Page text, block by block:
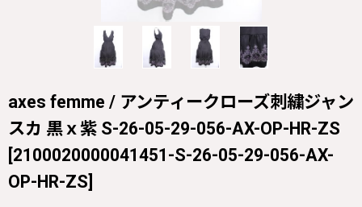
axes femme / アンティークローズ刺繍ジャン
スカ 黒ｘ紫 S-26-05-29-056-AX-OP-HR-ZS
[2100020000041451-S-26-05-29-056-AX-
OP-HR-ZS]